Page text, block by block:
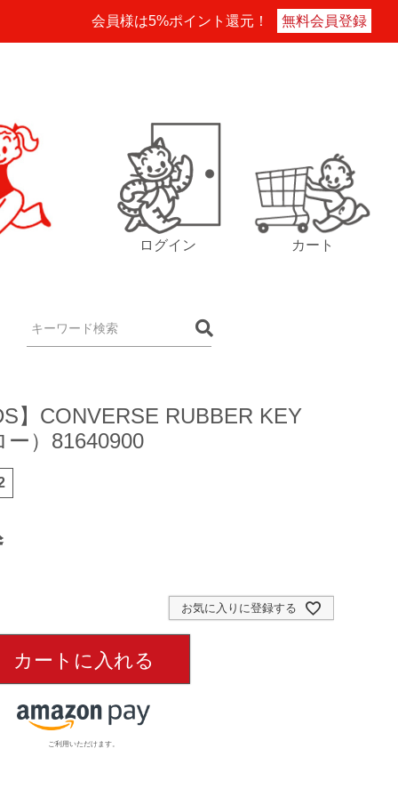
会員様は5%ポイント還元！ 無料会員登録
ログイン カート
】CONVERSE RUBBER KEY
）81640900
お気に入りに登録する
カートに入れる
ご利用いただけます。